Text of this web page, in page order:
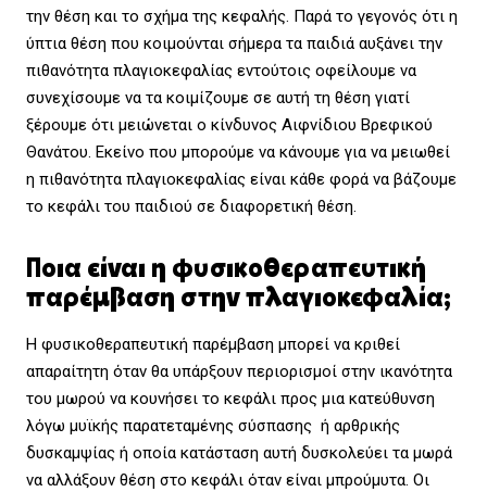
την θέση και το σχήμα της κεφαλής. Παρά το γεγονός ότι η
ύπτια θέση που κοιμούνται σήμερα τα παιδιά αυξάνει την
πιθανότητα πλαγιοκεφαλίας εντούτοις οφείλουμε να
συνεχίσουμε να τα κοιμίζουμε σε αυτή τη θέση γιατί
ξέρουμε ότι μειώνεται ο κίνδυνος Αιφνίδιου Βρεφικού
Θανάτου. Εκείνο που μπορούμε να κάνουμε για να μειωθεί
η πιθανότητα πλαγιοκεφαλίας είναι κάθε φορά να βάζουμε
το κεφάλι του παιδιού σε διαφορετική θέση.
Ποια είναι η φυσικοθεραπευτική
παρέμβαση στην πλαγιοκεφαλία;
Η φυσικοθεραπευτική παρέμβαση μπορεί να κριθεί
απαραίτητη όταν θα υπάρξουν περιορισμοί στην ικανότητα
του μωρού να κουνήσει το κεφάλι προς μια κατεύθυνση
λόγω μυϊκής παρατεταμένης σύσπασης ή αρθρικής
δυσκαμψίας ή οποία κατάσταση αυτή δυσκολεύει τα μωρά
να αλλάξουν θέση στο κεφάλι όταν είναι μπρούμυτα. Οι